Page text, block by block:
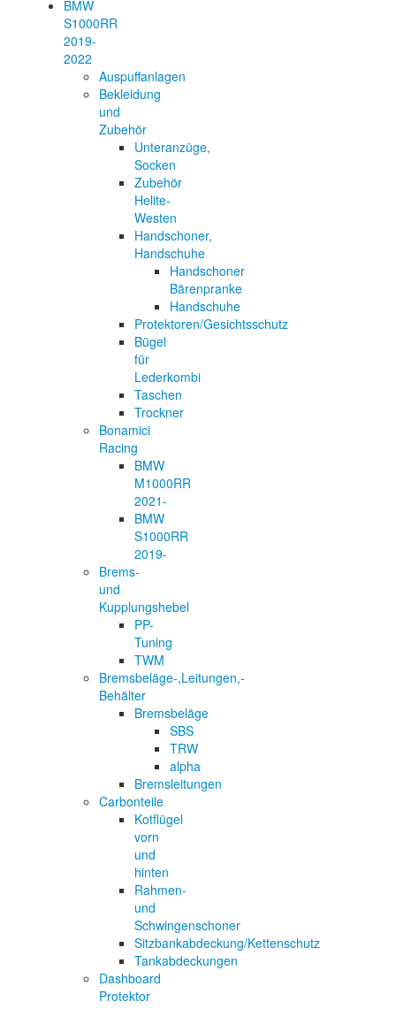
BMW
S1000RR
2019-
2022
Auspuffanlagen
Bekleidung
und
Zubehör
Unteranzüge,
Socken
Zubehör
Helite-
Westen
Handschoner,
Handschuhe
Handschoner
Bärenpranke
Handschuhe
Protektoren/Gesichtsschutz
Bügel
für
Lederkombi
Taschen
Trockner
Bonamici
Racing
BMW
M1000RR
2021-
BMW
S1000RR
2019-
Brems-
und
Kupplungshebel
PP-
Tuning
TWM
Bremsbeläge-,Leitungen,-
Behälter
Bremsbeläge
SBS
TRW
alpha
Bremsleitungen
Carbonteile
Kotflügel
vorn
und
hinten
Rahmen-
und
Schwingenschoner
Sitzbankabdeckung/Kettenschutz
Tankabdeckungen
Dashboard
Protektor